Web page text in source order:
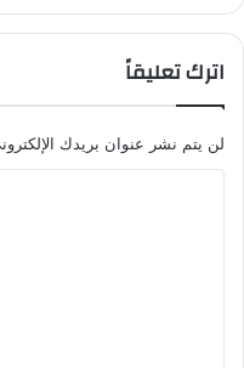
اترك تعليقاً
لن يتم نشر عنوان بريدك